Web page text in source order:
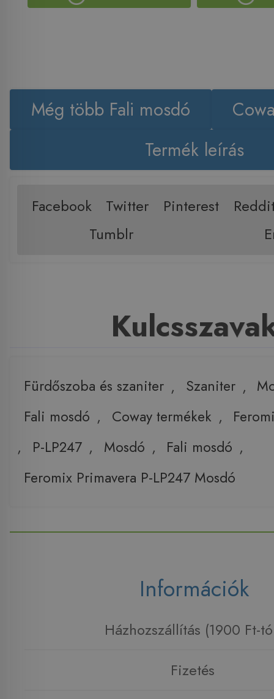
Még több Fali mosdó
Termék leírás
Facebook Twitter Pinterest
Tumblr
Fürdőszoba és szaniter , Szaniter ,
Fali mosdó , Coway termékek ,
,
P-LP247 , Mosdó , Fali mosdó ,
Feromix Primavera P-LP247 Mosdó
Információk
Házhozszállítás (1900 Ft-
Fizetés